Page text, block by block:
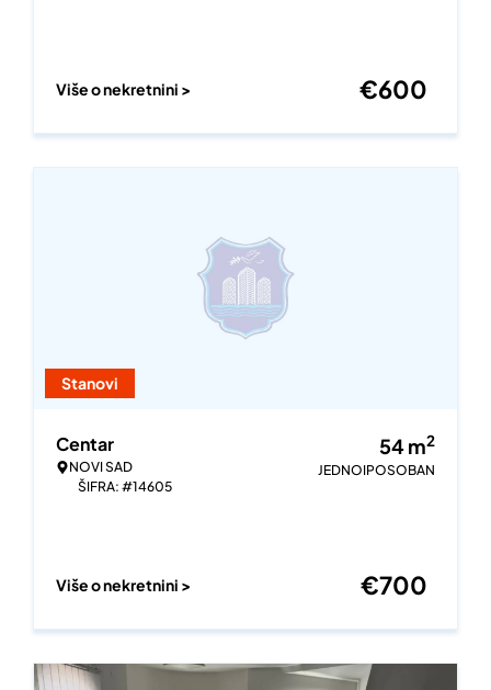
Više o nekretnini > €600
Stanovi
Centar
NOVI SAD
ŠIFRA: #14605
54m2
JEDNOIPOSOBAN
Više o nekretnini > €700